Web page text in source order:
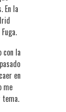
En la
con la
en
me
tema.